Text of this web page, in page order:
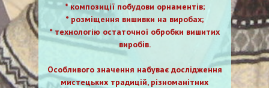
* композиції побудови орнаментів;
* розміщення вишивки на виробах;
* технологію остаточної обробки вишитих
виробів.
Особливого значення набуває дослідження
мистецьких традицій, різноманітних